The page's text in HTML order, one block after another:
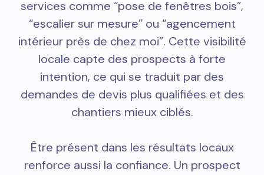
services comme “pose de fenêtres bois”,
“escalier sur mesure” ou “agencement
intérieur près de chez moi”. Cette visibilité
locale capte des prospects à forte
intention, ce qui se traduit par des
demandes de devis plus qualifiées et des
chantiers mieux ciblés.
Être présent dans les résultats locaux
renforce aussi la confiance. Un prospect